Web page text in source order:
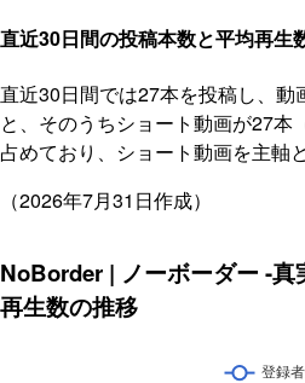
直近30日間の投稿本数と平均再生
直近30日間では27本を投稿し、動
と、そのうちショート動画が27本
占めており、ショート動画を主軸
（2026年7月31日作成）
NoBorder | ノーボーダー -真
再生数の推移